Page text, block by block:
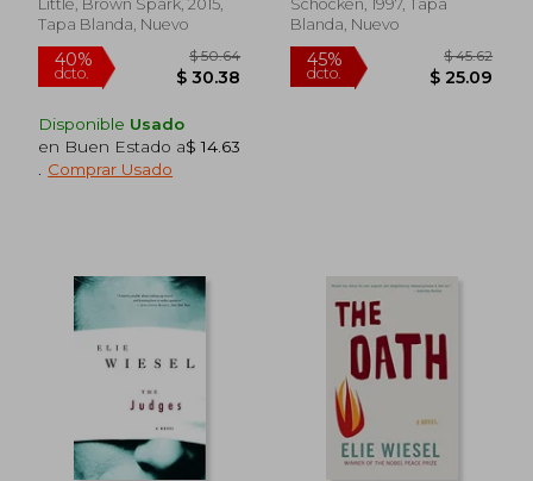
Little, Brown Spark, 2015,
Tapa Blanda, Nuevo
Disponible Usado
en Buen Estado a$ 14.63
Comprar Usado
Schocken, 1997, Tapa
Blanda, Nuevo